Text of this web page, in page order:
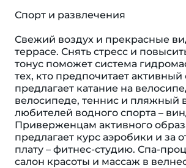
Спорт и развлечения
Свежий воздух и прекрасные
террасе. Снять стресс и
тонус поможет система
тех, кто предпочитает активный
предлагает катание на
велосипеде, теннис и пляжный
любителей водного спорта –
Приверженцам активного
предлагает курс аэробики и за
плату – фитнес-студию. Спа-
салон красоты и массаж в